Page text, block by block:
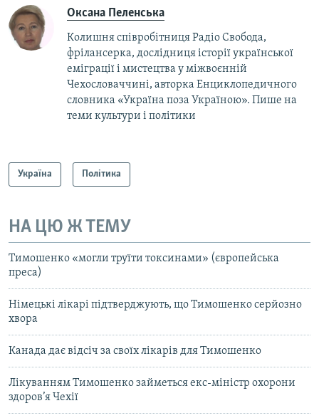
Оксана Пеленська
Колишня співробітниця Радіо Свобода,
фрілансерка, дослідниця історії української
еміграції і мистецтва у міжвоєнній
Чехословаччині, авторка Енциклопедичного
словника «Україна поза Україною». Пише на
теми культури і політики
Україна Політика
НА ЦЮ Ж ТЕМУ
Тимошенко «могли труїти токсинами» (європейська
преса)
Німецькі лікарі підтверджують, що Тимошенко серйозно
хвора
Канада дає відсіч за своїх лікарів для Тимошенко
Лікуванням Тимошенко займеться екс-міністр охорони
здоров’я Чехії